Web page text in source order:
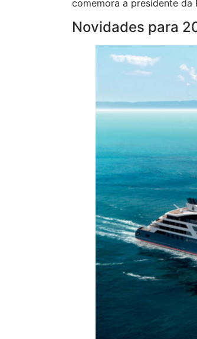
comemora a presidente da
Novidades para